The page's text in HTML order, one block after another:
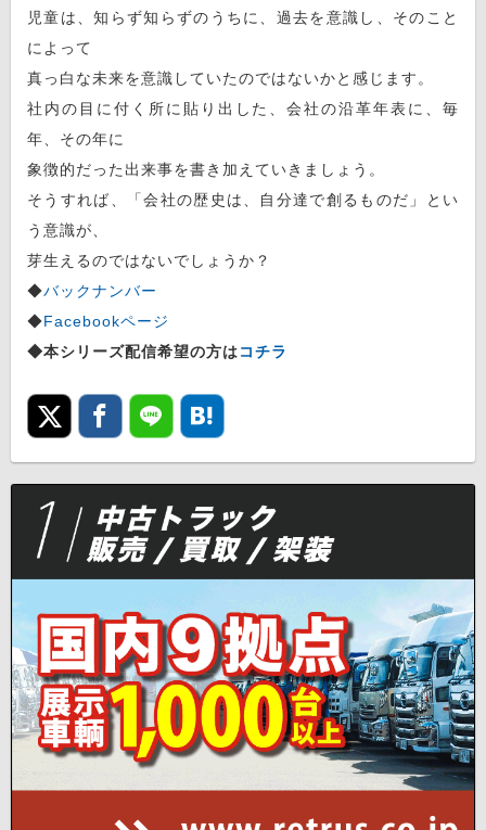
児童は、知らず知らずのうちに、過去を意識し、そのこと
によって
真っ白な未来を意識していたのではないかと感じます。
社内の目に付く所に貼り出した、会社の沿革年表に、毎
年、その年に
象徴的だった出来事を書き加えていきましょう。
そうすれば、「会社の歴史は、自分達で創るものだ」とい
う意識が、
芽生えるのではないでしょうか？
◆バックナンバー
◆Facebookページ
◆本シリーズ配信希望の方はコチラ